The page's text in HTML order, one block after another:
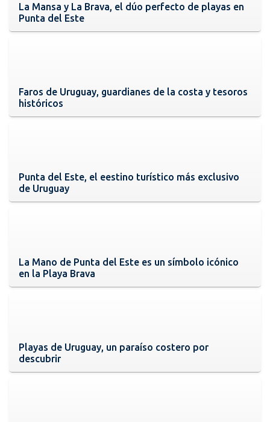
La Mansa y La Brava, el dúo perfecto de playas en
Punta del Este
Faros de Uruguay, guardianes de la costa y tesoros
históricos
Punta del Este, el eestino turístico más exclusivo
de Uruguay
La Mano de Punta del Este es un símbolo icónico
en la Playa Brava
Playas de Uruguay, un paraíso costero por
descubrir